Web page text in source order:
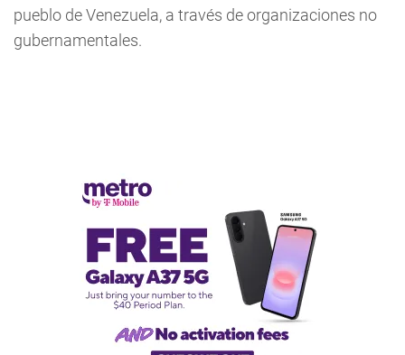
pueblo de Venezuela, a través de organizaciones no
gubernamentales.